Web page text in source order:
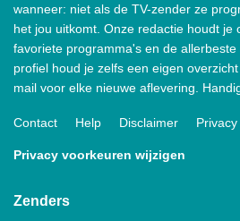
wanneer: niet als de TV-zender ze
het jou uitkomt. Onze redactie houdt je
favoriete programma's en de
profiel houd je zelfs een eigen
mail voor elke nieuwe aflevering.
Contact Help Disclaimer Privacy
Privacy voorkeuren wijzigen
Zenders